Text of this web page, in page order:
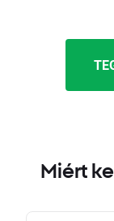
Miért